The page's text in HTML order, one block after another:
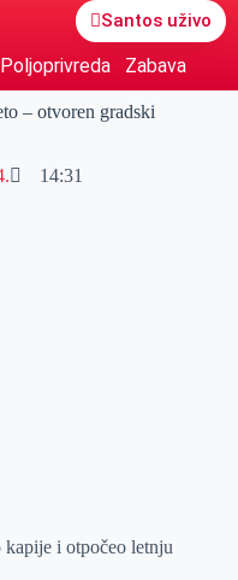
Santos uživo
Poljoprivreda Zabava
– otvoren gradski
14:31
i otpočeo letnju